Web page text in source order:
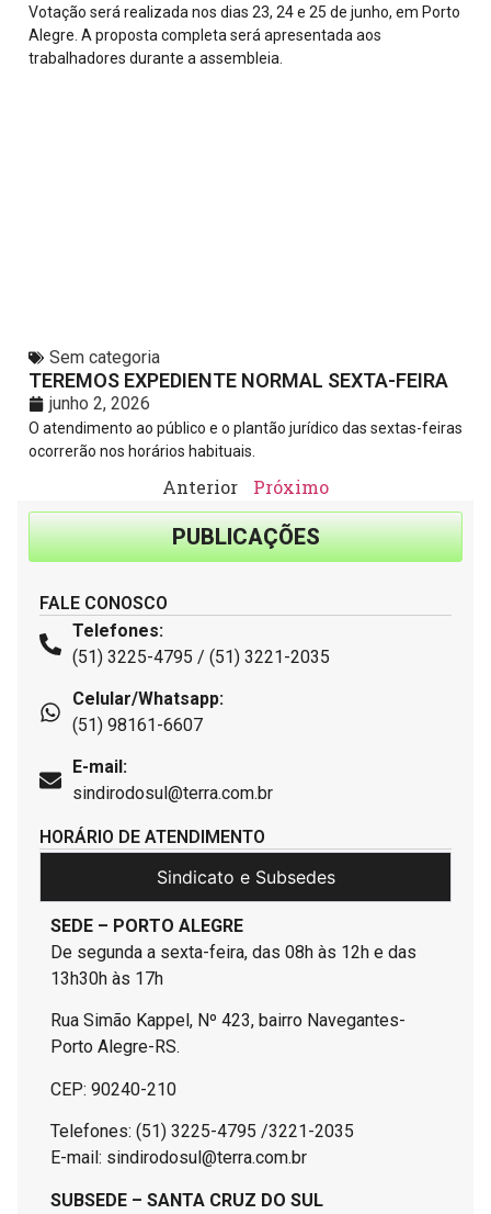
Votação será realizada nos dias 23, 24 e 25 de junho, em Porto
Alegre. A proposta completa será apresentada aos
trabalhadores durante a assembleia.
Sem categoria
TEREMOS EXPEDIENTE NORMAL SEXTA-FEIRA
junho 2, 2026
O atendimento ao público e o plantão jurídico das sextas-feiras
ocorrerão nos horários habituais.
Anterior Próximo
PUBLICAÇÕES
FALE CONOSCO
Telefones:
(51) 3225-4795 / (51) 3221-2035
Celular/Whatsapp:
(51) 98161-6607
E-mail:
sindirodosul@terra.com.br
HORÁRIO DE ATENDIMENTO
Sindicato e Subsedes
SEDE – PORTO ALEGRE
De segunda a sexta-feira, das 08h às 12h e das
13h30h às 17h
Rua Simão Kappel, Nº 423, bairro Navegantes-
Porto Alegre-RS.
CEP: 90240-210
Telefones: (51) 3225-4795 /3221-2035
E-mail: sindirodosul@terra.com.br
SUBSEDE – SANTA CRUZ DO SUL